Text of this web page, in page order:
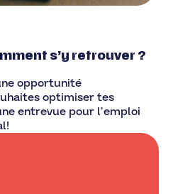
s’y retrouver ?
opportunité
optimiser tes
entrevue pour l’emploi